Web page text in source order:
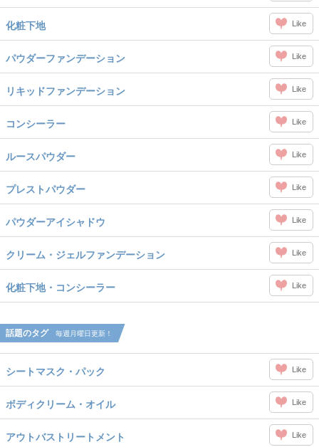
化粧下地 Like
パウダーファンデーション Like
リキッドファンデーション Like
コンシーラー Like
ルースパウダー Like
プレストパウダー Like
パウダーアイシャドウ Like
クリーム・ジェルファンデーション Like
化粧下地・コンシーラー Like
話題のタグ 毎週月曜日更新！
シートマスク・パック Like
ボディクリーム・オイル Like
アウトバストリートメント Like